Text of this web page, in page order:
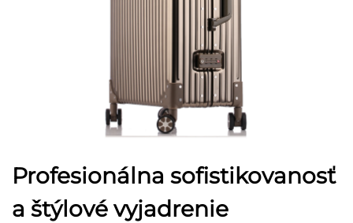
Profesionálna sofistikovanosť
a štýlové vyjadrenie